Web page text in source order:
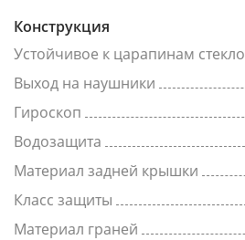
Конструкция
Устойчивое к царапинам стекло
Выход на наушники
Гироскоп
Водозащита
Материал задней крышки
Класс защиты
Материал граней